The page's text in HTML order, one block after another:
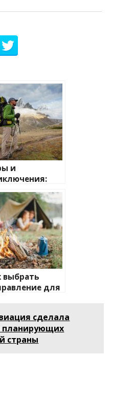
и
для
выбрать
для
сделала
планирующих
страны